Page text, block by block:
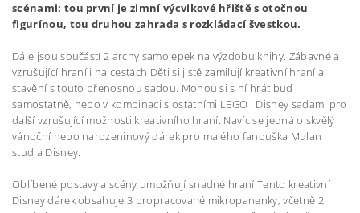
scénami: tou první je zimní výcvikové hřiště s otočnou
figurínou, tou druhou zahrada s rozkládací švestkou.
Dále jsou součástí 2 archy samolepek na výzdobu knihy. Zábavné a
vzrušující hraní i na cestách Děti si jistě zamilují kreativní hraní a
stavění s touto přenosnou sadou. Mohou si s ní hrát buď
samostatně, nebo v kombinaci s ostatními LEGO l Disney sadami pro
další vzrušující možnosti kreativního hraní. Navíc se jedná o skvělý
vánoční nebo narozeninový dárek pro malého fanouška Mulan
studia Disney.
Oblíbené postavy a scény umožňují snadné hraní Tento kreativní
Disney dárek obsahuje 3 propracované mikropanenky, včetně 2